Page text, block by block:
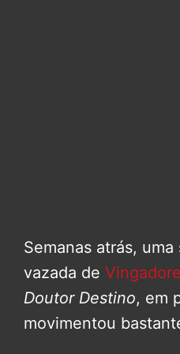
Semanas atrás,
vazada de
Doutor Destino, em
movimentou